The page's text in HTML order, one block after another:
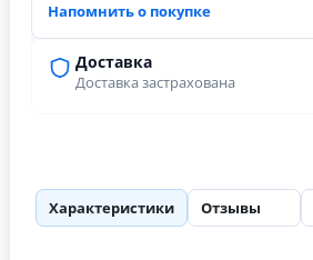
Доставка
Доставка застрахована
Напомнить о покупке
Характеристики Отзывы